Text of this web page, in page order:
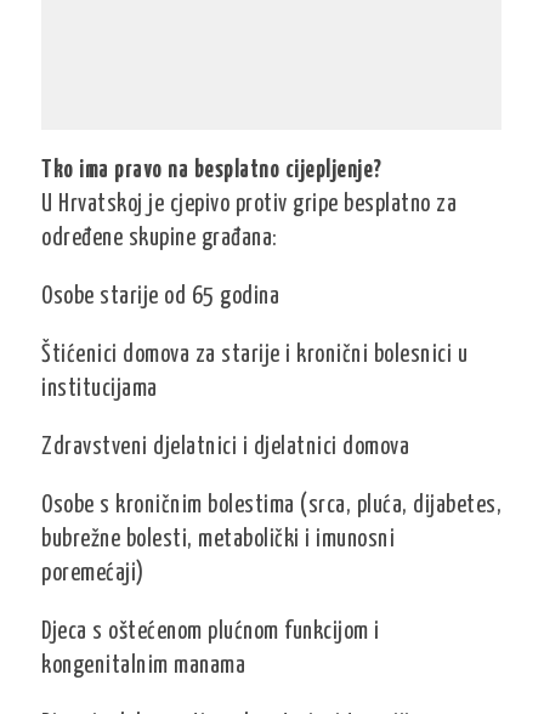
Tko ima pravo na besplatno cijepljenje?
U Hrvatskoj je cjepivo protiv gripe besplatno za
određene skupine građana:
Osobe starije od 65 godina
Štićenici domova za starije i kronični bolesnici u
institucijama
Zdravstveni djelatnici i djelatnici domova
Osobe s kroničnim bolestima (srca, pluća, dijabetes,
bubrežne bolesti, metabolički i imunosni
poremećaji)
Djeca s oštećenom plućnom funkcijom i
kongenitalnim manama